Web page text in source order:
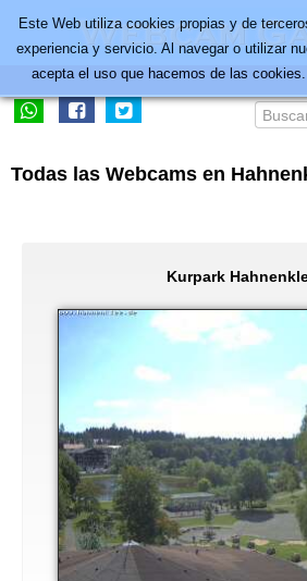
Todas las Webcams en
Kurpark
Este Web utiliza cookies propias y de
experiencia y servicio. Al navegar o utilizar
acepta el uso que hacemos de las